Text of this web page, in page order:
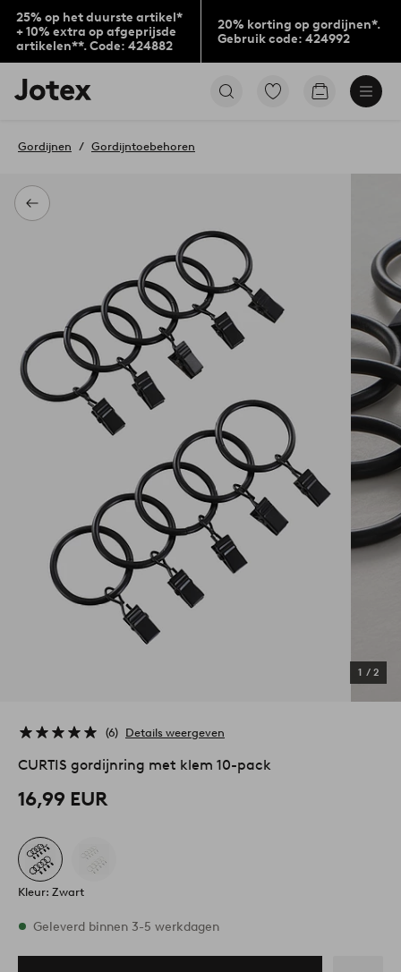
25% op het duurste artikel*
+ 10% extra op afgeprijsde
artikelen**. Code: 424882
20% korting op gordijnen*.
Gebruik code: 424992
Jotex
logo
to
home
page
Ga
Go
Terug
Gordijnen Gordijntoebehoren
1 / 2
6 Details weergeven
CURTIS gordijnring met klem 10-pack
16,99 EUR
Kleur: Zwart
Op voorraad
Geleverd binnen 3-5 werkdagen